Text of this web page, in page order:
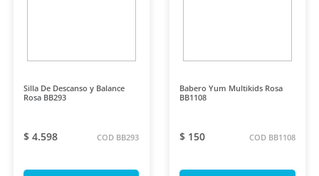
Silla De Descanso y Balance
Rosa BB293
$ 4.598 COD BB293
Babero Yum Multikids Rosa
BB1108
$ 150 COD BB1108